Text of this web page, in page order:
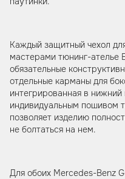
Каждый защитный чехол
мастерами тюнинг-ателье
обязательные
отдельные карманы для
интегрированная в нижний
индивидуальным пошивом
позволяет изделию
не болтаться на нем.
Для обоих Mercedes-Benz